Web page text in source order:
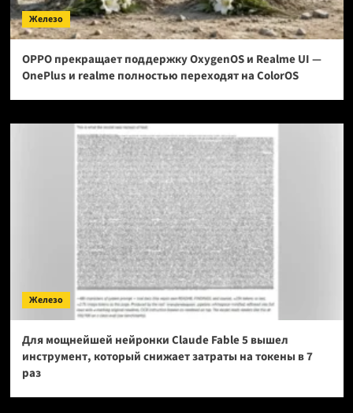
Железо
OPPO прекращает поддержку OxygenOS и Realme UI —
OnePlus и realme полностью переходят на ColorOS
Железо
Для мощнейшей нейронки Claude Fable 5 вышел
инструмент, который снижает затраты на токены в 7
раз